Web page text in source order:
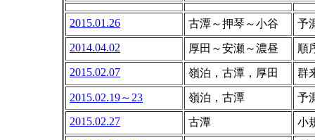
2015.01.26 古潭～押琴～小谷
予
2014.04.02
厚田～安瀬～濃昼
順
2015.02.07
嶺泊，古潭，厚田 群
2015.02.19～23 嶺泊，古潭
予
2015.02.27
古潭 小